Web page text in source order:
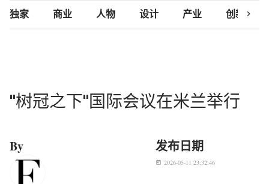
独家 商业 人物 设计 产业 创新研究
chevron_right
"树冠之下"国际会议在米兰举行
By 发布日期
today 2026-05-11 23:32:46